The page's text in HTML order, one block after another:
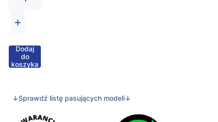
+
Dodaj
do
koszyka
↓Sprawdź listę pasujących modeli↓